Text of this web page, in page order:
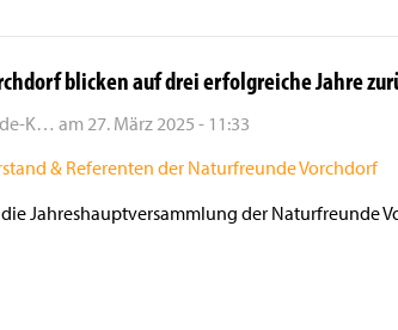
blicken auf drei erfolgreiche Jahre
K… am 27. März 2025 - 11:33
Jahreshauptversammlung der Naturfreunde